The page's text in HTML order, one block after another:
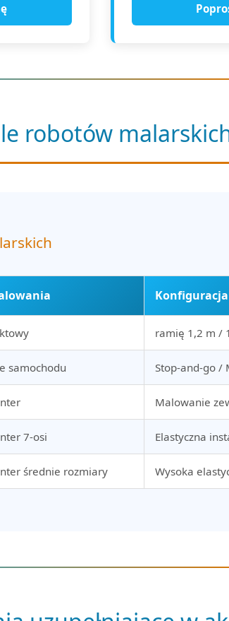
robotów
Konfiguracja
ramię 1,2 m /
samochodu Stop-and-go /
Malowanie
7-osi Elastyczna
średnie rozmiary Wysoka